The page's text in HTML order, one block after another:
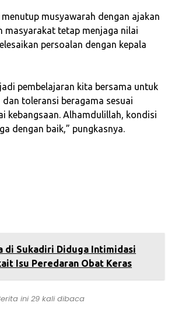
musyawarah dengan ajakan
masyarakat tetap menjaga nilai
persoalan dengan kepala
pembelajaran kita bersama untuk
dan toleransi beragama sesuai
kebangsaan. Alhamdulillah, kondisi
dengan baik,” pungkasnya.
di Sukadiri Diduga Intimidasi
Isu Peredaran Obat Keras
ini 29 kali dibaca